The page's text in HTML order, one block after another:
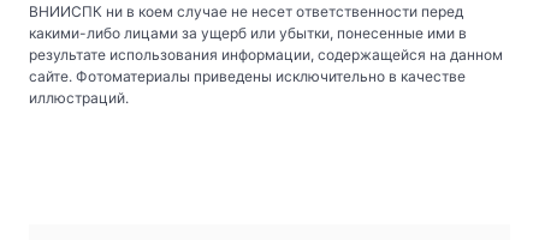
ВНИИСПК ни в коем случае не несет ответственности перед
какими-либо лицами за ущерб или убытки, понесенные ими в
результате использования информации, содержащейся на данном
сайте. Фотоматериалы приведены исключительно в качестве
иллюстраций.